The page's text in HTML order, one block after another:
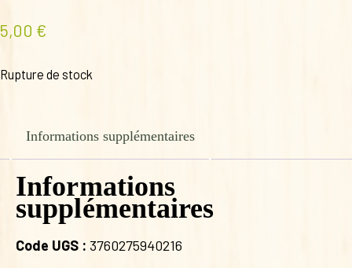
5,00 €
Rupture de stock
Informations supplémentaires
Informations
supplémentaires
Code UGS : 3760275940216